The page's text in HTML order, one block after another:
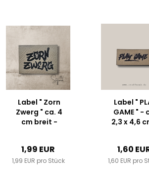
Label " Zorn
Zwerg " ca. 4
cm breit -
1,99 EUR
1,99 EUR pro Stück
Label "
GAME " -
2,3 x 4,6
1,60
1,60 EUR pro